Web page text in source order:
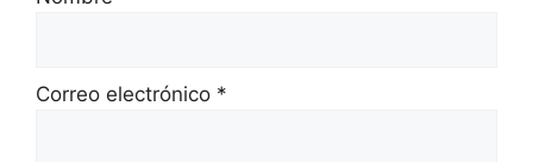
Correo electrónico *